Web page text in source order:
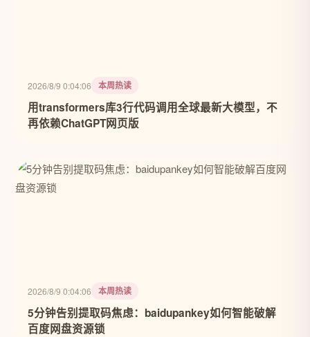
2026/8/9 0:04:06 本周热读
用transformers库3行代码调用全球最新大模型，不
再依赖ChatGPT网页版
2026/8/9 0:04:06 本周热读
5分钟告别提取码焦虑：baidupankey如何智能破解
百度网盘资源锁